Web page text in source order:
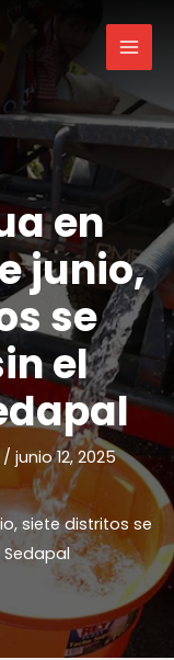
en
junio,
se
el
/ junio 12, 2025
siete distritos se